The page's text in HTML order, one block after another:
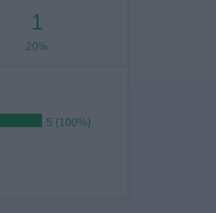
1
20%
5 (100%)